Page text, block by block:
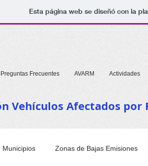
Esta página web se diseñó con la
Preguntas Frecuentes AVARM Actividades
Vehículos Afectados
Municipios Zonas de Bajas Emisiones